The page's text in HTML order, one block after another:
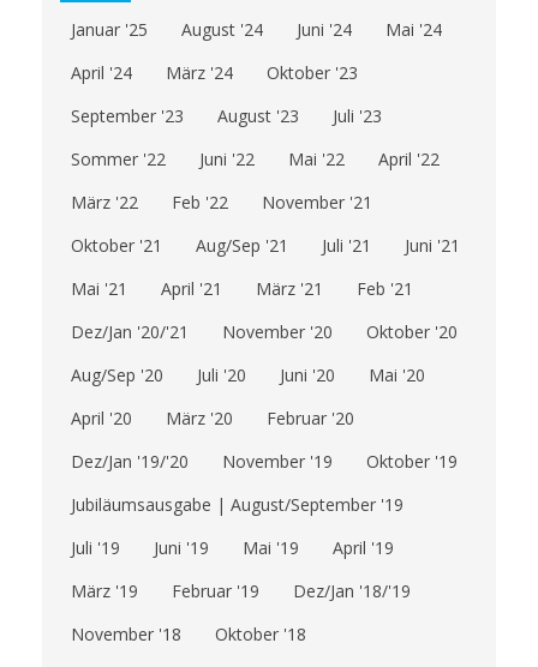
Januar '25
August '24 Juni '24
Mai '24
April '24
März '24
Oktober '23
September '23
August '23
Juli '23
Sommer '22
Juni '22 Mai '22
April '22
März '22
Feb '22
November '21
Oktober '21
Aug/Sep '21 Juli '21
Juni '21
Mai '21
April '21 März '21
Feb '21
Dez/Jan '20/'21
November '20
Oktober '20
Aug/Sep '20
Juli '20 Juni '20
Mai '20
April '20
März '20
Februar '20
Dez/Jan '19/'20
November '19
Oktober '19
Jubiläumsausgabe | August/September '19
Juli '19
Juni '19 Mai '19
April '19
März '19
Februar '19
Dez/Jan '18/'19
November '18
Oktober '18